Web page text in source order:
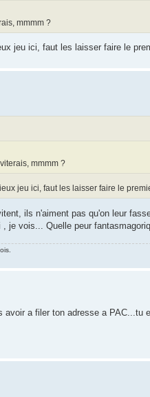
mmmm ?
jeu ici, faut les laisser faire le
mmmm ?
jeu ici, faut les laisser faire le
ils n'aiment pas qu'on leur
je vois... Quelle peur
a filer ton adresse a PAC...tu